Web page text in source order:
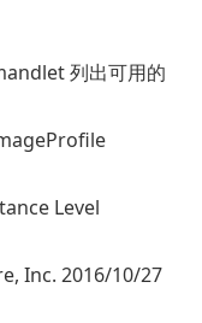
列出可用的
Level
Inc. 2016/10/27